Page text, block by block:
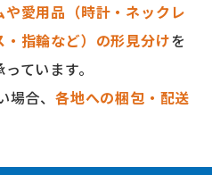
や愛用品（時計・ネックレ
・指輪など）の形見分けを
っています。
場合、各地への梱包・配送